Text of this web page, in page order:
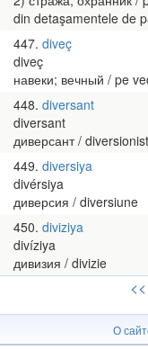
din detaşamentele de
447 diveç
diveç
навеки; вечный / pe
448 diversant
diversant
диверсант / diversionist
449 diversiya
divérsiya
диверсия / diversiune
450 diviziya
divíziya
дивизия / divizie
<<
О